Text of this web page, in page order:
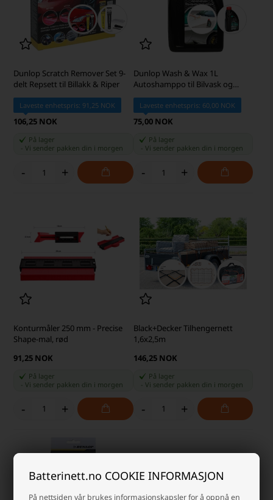
Batterinett.no COOKIE INFORMASJON
På nettsiden vår brukes informasjonskapsler for å oppnå en
Dunlop Scratch Remover Set 9-
delt Repsett til Billakk & Riper
Laveste enhetspris: 91,25 NOK
106,25 NOK
På lager
-Vi sender pakken din i morgen
- +
Dunlop Wash & Wax 1L
Autoshamppo til Bilvask og
Glans
Laveste enhetspris: 60,00 NOK
75,00 NOK
På lager
Vi sender pakken din i morgen
- +
Konturmåler 250 mm - Precise
Shape-mal, rød
91,25 NOK
På lager
-Vi sender pakken din i morgen
- +
Black+Decker Tilhengernett
1,6x2,5m
146,25 NOK
På lager
Vi sender pakken din i morgen
- +